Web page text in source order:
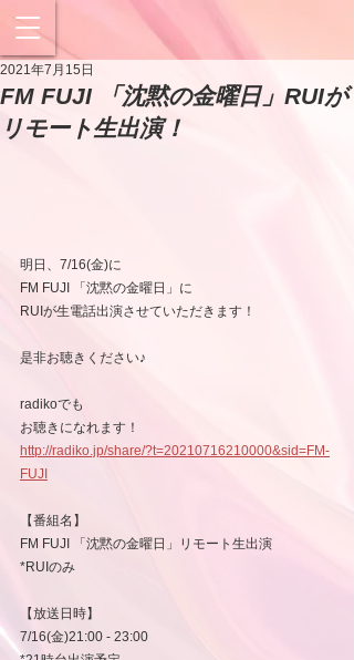
FM FUJI 「沈黙の金曜日」RUIが
リモート生出演！
2021年7月15日
明日、7/16(金)に
FM FUJI 「沈黙の金曜日」に
RUIが生電話出演させていただきます！
是非お聴きください♪
radikoでも
お聴きになれます！
http://radiko.jp/share/?t=20210716210000&sid=FM-
FUJI
【番組名】
FM FUJI 「沈黙の金曜日」リモート生出演
*RUIのみ
【放送日時】
7/16(金)21:00 - 23:00